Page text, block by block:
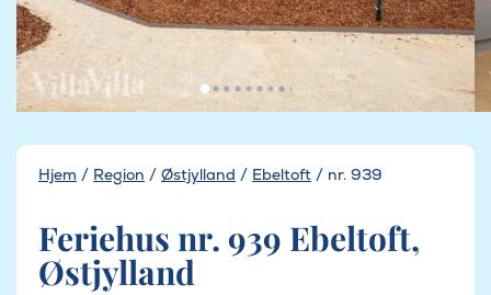
Hjem / Region / Østjylland / Ebeltoft / nr. 939
Feriehus nr. 939 Ebeltoft,
Østjylland